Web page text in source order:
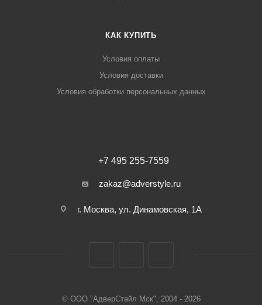
КАК КУПИТЬ
Условия оплаты
Условия доставки
Условия обработки персональных данных
+7 495 255-7559
zakaz@adverstyle.ru
г. Москва, ул. Динамовская, 1А
© ООО "АдверСтайл Мск", 2004 - 2026